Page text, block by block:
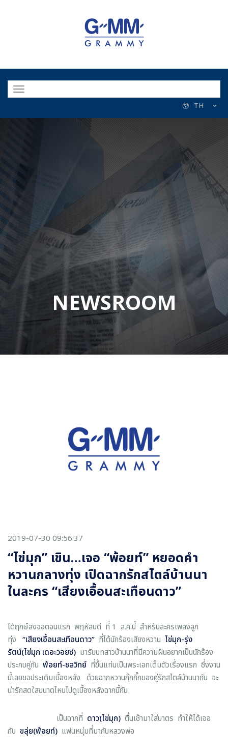
TH
NEWSROOM
2019-07-30 09:56:37
“ไข่มุก” เขิน…เจอ “พ้อยท์” หยอดคำ
หวานกลางทุ่ง เปิดฉากรักสไตล์บ้านนา
ในละคร “เสียงเอื้อนสะเทือนดาว”
ได้ฤกษ์ลงจอตอนแรก พฤหัสบดี ที่ 1 ส.ค.นี้ สำหรับละครเพลงลูก
ทุ่ง “เสียงเอื้อนสะเทือนดาว” ที่ได้นักร้องเสียงหวาน ไข่มุก-รุ่ง
รัตน์(ไข่มุก เดอะวอยซ์) มารับบทสาวบ้านนาที่มีความฝันอยากเป็นนักร้อง
ประกบคู่กับ พ้อยท์-ชลวิทย์ ที่ขึ้นแท่นเป็นพระเอกเต็มตัวเรื่องแรก ซึ่งงาน
นี้เลยขอประเดิมเบื้องหลัง ด้วยฉากหวานกุ๊กกิ๊กของคู่รักสไตล์บ้านนากัน จะ
น่ารักสดใสขนาดไหนไปดูเบื้องหลังฉากนี้กัน
เป็นฉากที่ ดาว(ไข่มุก) ตื่นเช้ามาใส่บาตร ทำให้ได้เจอ
กับ ขลุ่ย(พ้อยท์) แฟนหนุ่มที่มากับหลวงพ่อ